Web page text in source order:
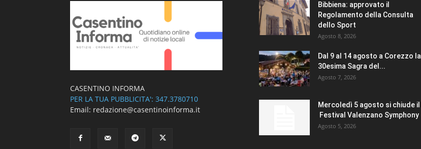
CASENTINO INFORMA
PER LA TUA PUBBLICITA': 347.3780710
Email: redazione@casentinoinforma.it
Bibbiena: approvato il
Regolamento della Consulta
dello Sport
Agosto 8, 2026
Dal 9 al 14 agosto a Corezzo la
30esima Sagra del...
Agosto 7, 2026
Mercoledì 5 agosto si chiude il
Festival Valenzano Symphony
Agosto 5, 2026